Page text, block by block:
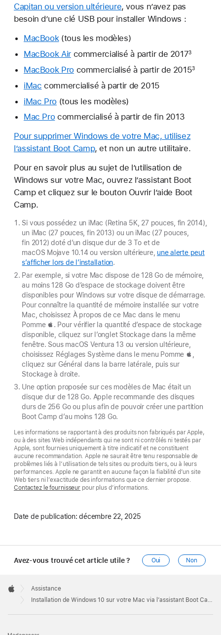
Capitan ou version ultérieure, vous n’avez pas
besoin d’une clé USB pour installer Windows :
MacBook(tous les modèles)
MacBook Aircommercialisé à partir de 20173
MacBook Procommercialisé à partir de 20153
iMac commercialisé à partir de 2015
iMac Pro (tous les modèles)
Mac Procommercialisé à partir de fin 2013
Pour supprimer Windows de votre Mac, utilisez
l’assistant Boot Camp, et non un autre utilitaire.
Pour en savoir plus au sujet de l’utilisation de
Windows sur votre Mac, ouvrez l’assistant Boot
Camp et cliquez sur le bouton Ouvrir l’aide Boot
Camp.
Si vous possédez un iMac (Retina 5K, 27 pouces, fin 2014),
un iMac (27 pouces, fin 2013) ou un iMac (27 pouces,
fin 2012) doté d’un disque dur de 3 To et de
macOS Mojave 10.14 ou version ultérieure, une alerte peut
s’afficher lors de l’installation.
Par exemple, si votre Mac dispose de 128 Go de mémoire,
au moins 128 Go d’espace de stockage doivent être
disponibles pour Windows sur votre disque de démarrage.
Pour connaître la quantité de mémoire installée sur votre
Mac, choisissez À propos de ce Mac dans le menu
Pomme . Pour vérifier la quantité d’espace de stockage
disponible, cliquez sur l’onglet Stockage dans la même
fenêtre. Sous macOS Ventura 13 ou version ultérieure,
choisissez Réglages Système dans le menu Pomme ,
cliquez sur Général dans la barre latérale, puis sur
Stockage à droite.
Une option proposée sur ces modèles de Mac était un
disque dur de 128 Go. Apple recommande des disques
durs de 256 Go ou plus afin de pouvoir créer une partition
Boot Camp d’au moins 128 Go.
Les informations se rapportant à des produits non fabriqués par Apple,
ou à des sites Web indépendants qui ne sont ni contrôlés ni testés par
Apple, sont fournies uniquement à titre indicatif et ne constituent
aucune recommandation. Apple ne saurait être tenu responsable de
problèmes liés à l’utilisation de tels sites ou produits tiers, ou à leurs
performances. Apple ne garantit en aucune façon la fiabilité d’un site
Web tiers ni l’exactitude des informations que ce dernier propose.
Contactez le fournisseur pour plus d’informations.
Date de publication: décembre 22, 2025
Avez-vous trouvé cet article utile ? Oui Non
Footer

Apple
Assistance
Installation de Windows 10 sur votre Mac via l’assistant Boot Camp